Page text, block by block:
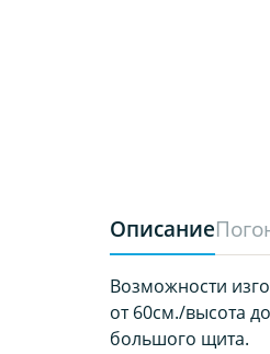
Описание
Возможности
от 60см./высота
большого щита.